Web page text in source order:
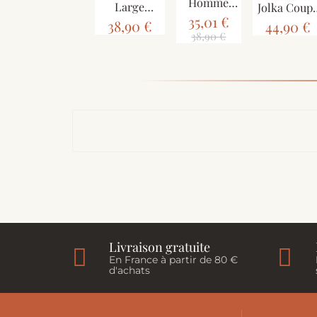
Large
Patchwork
Vert jersey
38,90 €
Sarila Noir
Liseré Kaki
35,01 €
38,90 €
Jolka
Ample Noir
et Pétrole
44,90 €
Livraison gratuite
En France à partir de 80 €
d'achats